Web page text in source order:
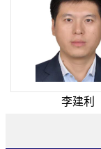
李建利